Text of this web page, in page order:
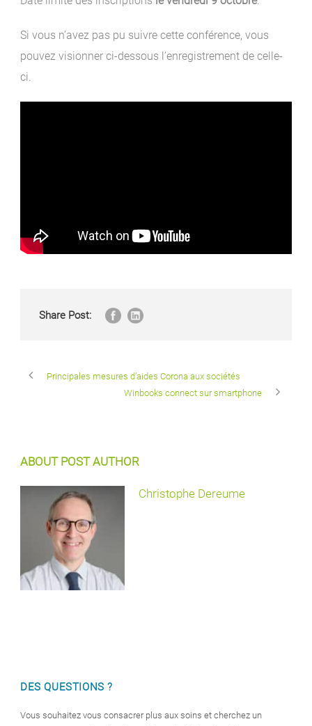
Si vous n’avez pas pu suivre cette conférence, vous
pouvez visionner ci-dessous l’enregistrement de celle-
ci.
Share Post:
Principales mesures d’aides Corona aux sociétés
Winbooks connect sur smartphone
ABOUT POST AUTHOR
Christophe Dereume
DES QUESTIONS ?
Vous souhaitez vous consacrer plus aux soins et cherchez un